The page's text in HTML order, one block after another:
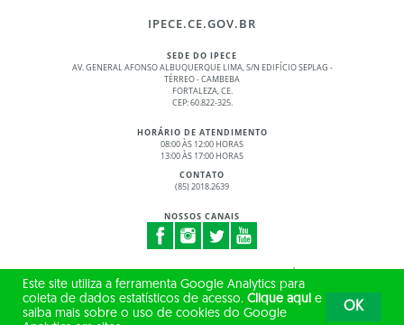
IPECE.CE.GOV.BR
SEDE DO IPECE
AV. GENERAL AFONSO ALBUQUERQUE LIMA, S/N EDIFÍCIO SEPLAG -
TÉRREO - CAMBEBA
FORTALEZA, CE.
CEP: 60.822-325.
HORÁRIO DE ATENDIMENTO
08:00 ÀS 12:00 HORAS
13:00 ÀS 17:00 HORAS
CONTATO
(85) 2018.2639
NOSSOS CANAIS
© 2017 - 2026 – GOVERNO DO ESTADO DO CEARÁ
TODOS OS DIREITOS RESERVADOS
Este site utiliza a ferramenta Google Analytics para
coleta de dados estatísticos de acesso. Clique aqui e
saiba mais sobre o uso de cookies do Google
OK